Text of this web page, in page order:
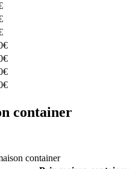
container
container